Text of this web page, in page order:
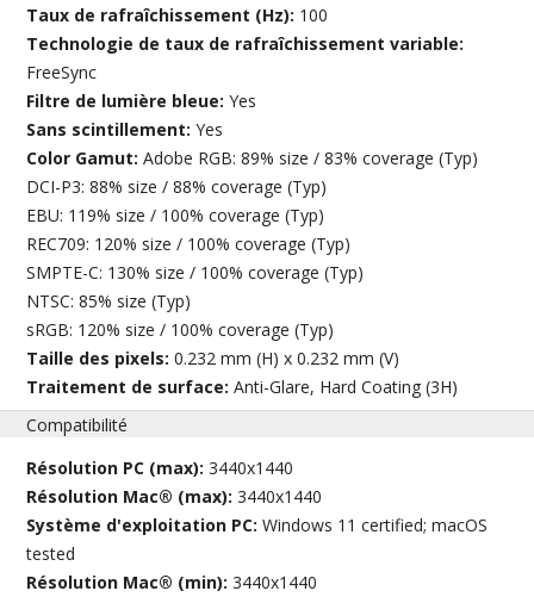
Taux de rafraîchissement (Hz): 100
Technologie de taux de rafraîchissement variable:
FreeSync
Filtre de lumière bleue:Yes
Sans scintillement:Yes
Color Gamut:Adobe RGB: 89% size / 83% coverage (Typ)
DCI-P3: 88% size / 88% coverage (Typ)
EBU: 119% size / 100% coverage (Typ)
REC709: 120% size / 100% coverage (Typ)
SMPTE-C: 130% size / 100% coverage (Typ)
NTSC: 85% size (Typ)
sRGB: 120% size / 100% coverage (Typ)
Taille des pixels:0.232 mm (H) x 0.232 mm (V)
Traitement de surface:Anti-Glare, Hard Coating (3H)
Compatibilité
Résolution PC (max):3440x1440
Résolution Mac® (max):3440x1440
Système d'exploitation PC:Windows 11 certified; macOS
tested
Résolution Mac® (min):3440x1440